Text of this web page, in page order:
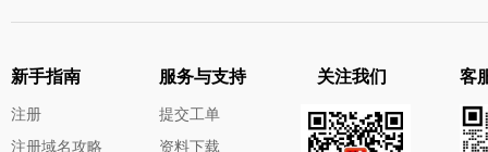
新手指南
注册
注册域名攻略
服务与支持
提交工单
资料下载
关注我们 客